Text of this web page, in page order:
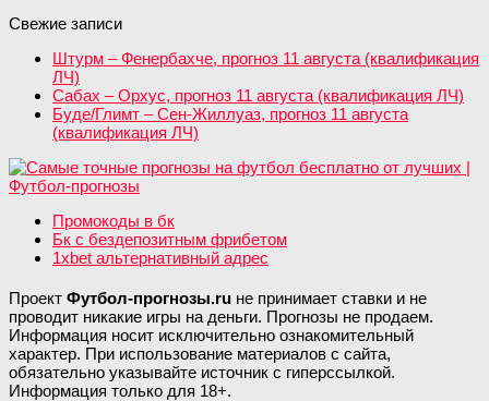
Свежие записи
Штурм – Фенербахче, прогноз 11 августа (квалификация
ЛЧ)
Сабах – Орхус, прогноз 11 августа (квалификация ЛЧ)
Буде/Глимт – Сен-Жиллуаз, прогноз 11 августа
(квалификация ЛЧ)
Промокоды в бк
Бк с бездепозитным фрибетом
1xbet альтернативный адрес
Проект Футбол-прогнозы.ru не принимает ставки и не
проводит никакие игры на деньги. Прогнозы не продаем.
Информация носит исключительно ознакомительный
характер. При использование материалов с сайта,
обязательно указывайте источник с гиперссылкой.
Информация только для 18+.